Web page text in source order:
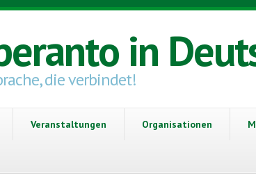
in
die verbindet!
Veranstaltungen Organisationen